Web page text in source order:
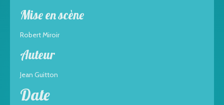
Mise en scène
Robert Miroir
Auteur
Jean Guitton
Date